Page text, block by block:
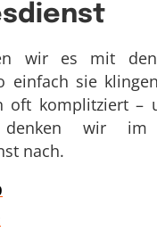
wir es mit den
einfach sie
oft komplitziert –
denken wir im
nach.